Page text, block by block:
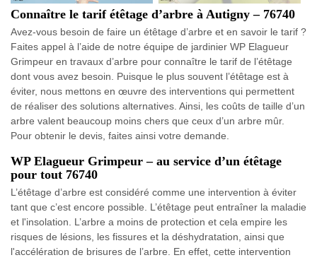
Connaître le tarif étêtage d’arbre à Autigny – 76740
Avez-vous besoin de faire un étêtage d’arbre et en savoir le tarif ?
Faites appel à l’aide de notre équipe de jardinier WP Elagueur
Grimpeur en travaux d’arbre pour connaître le tarif de l’étêtage
dont vous avez besoin. Puisque le plus souvent l’étêtage est à
éviter, nous mettons en œuvre des interventions qui permettent
de réaliser des solutions alternatives. Ainsi, les coûts de taille d’un
arbre valent beaucoup moins chers que ceux d’un arbre mûr.
Pour obtenir le devis, faites ainsi votre demande.
WP Elagueur Grimpeur – au service d’un étêtage
pour tout 76740
L’étêtage d’arbre est considéré comme une intervention à éviter
tant que c’est encore possible. L’étêtage peut entraîner la maladie
et l'insolation. L’arbre a moins de protection et cela empire les
risques de lésions, les fissures et la déshydratation, ainsi que
l'accélération de brisures de l’arbre. En effet, cette intervention